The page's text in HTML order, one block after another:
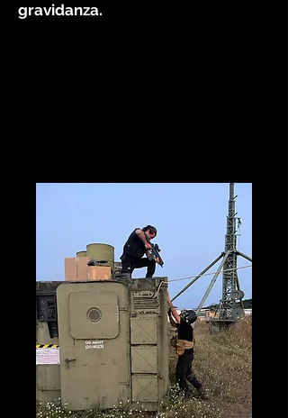
gravidanza.